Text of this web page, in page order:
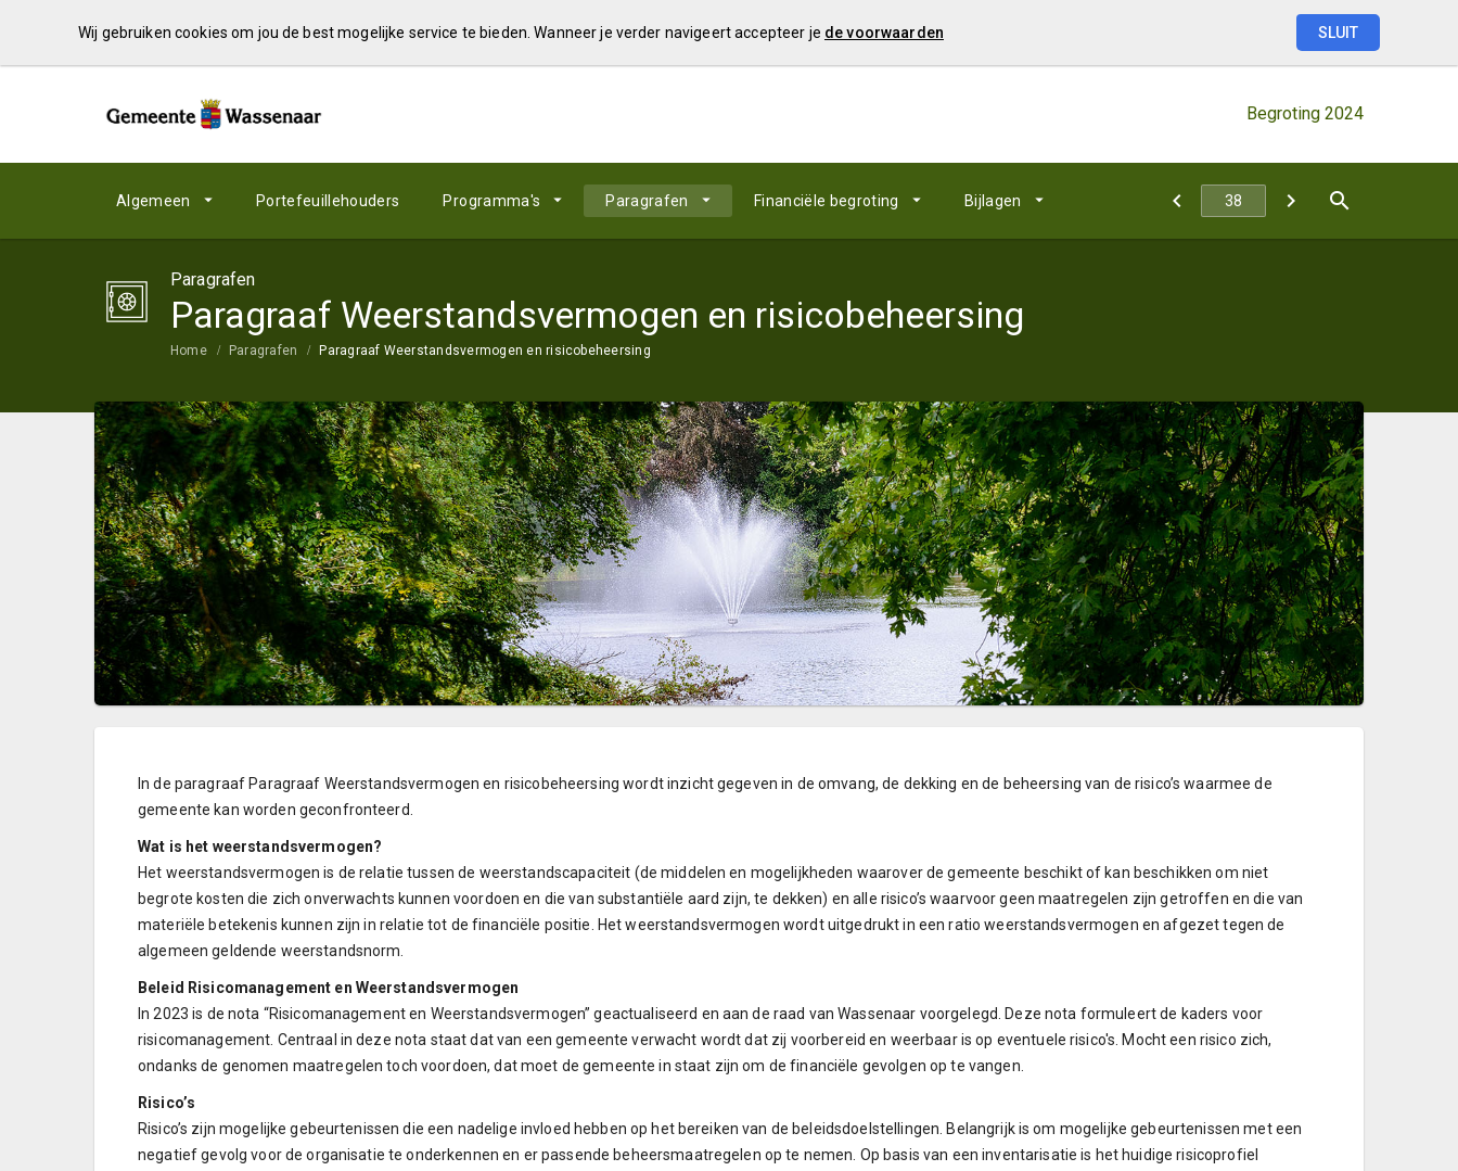
Wij gebruiken cookies om jou de best mogelijke service te bieden. Wanneer je verder navigeert accepteer je de voorwaarden SLUIT
Begroting 2024
Algemeen Portefeuillehouders Programma's Paragrafen Financiële begroting Bijlagen
Paragrafen
Paragraaf Weerstandsvermogen en risicobeheersing
Home Paragrafen Paragraaf Weerstandsvermogen en risicobeheersing
In de paragraaf Paragraaf Weerstandsvermogen en risicobeheersing wordt inzicht gegeven in de omvang, de dekking en de beheersing van de risico’s waarmee de
gemeente kan worden geconfronteerd.
Wat is het weerstandsvermogen?
Het weerstandsvermogen is de relatie tussen de weerstandscapaciteit (de middelen en mogelijkheden waarover de gemeente beschikt of kan beschikken om niet
begrote kosten die zich onverwachts kunnen voordoen en die van substantiële aard zijn, te dekken) en alle risico’s waarvoor geen maatregelen zijn getroffen en die van
materiële betekenis kunnen zijn in relatie tot de financiële positie. Het weerstandsvermogen wordt uitgedrukt in een ratio weerstandsvermogen en afgezet tegen de
algemeen geldende weerstandsnorm.
Beleid Risicomanagement en Weerstandsvermogen
In 2023 is de nota “Risicomanagement en Weerstandsvermogen” geactualiseerd en aan de raad van Wassenaar voorgelegd. Deze nota formuleert de kaders voor
risicomanagement. Centraal in deze nota staat dat van een gemeente verwacht wordt dat zij voorbereid en weerbaar is op eventuele risico's. Mocht een risico zich,
ondanks de genomen maatregelen toch voordoen, dat moet de gemeente in staat zijn om de financiële gevolgen op te vangen.
Risico’s
Risico’s zijn mogelijke gebeurtenissen die een nadelige invloed hebben op het bereiken van de beleidsdoelstellingen. Belangrijk is om mogelijke gebeurtenissen met een
negatief gevolg voor de organisatie te onderkennen en er passende beheersmaatregelen op te nemen. Op basis van een inventarisatie is het huidige risicoprofiel